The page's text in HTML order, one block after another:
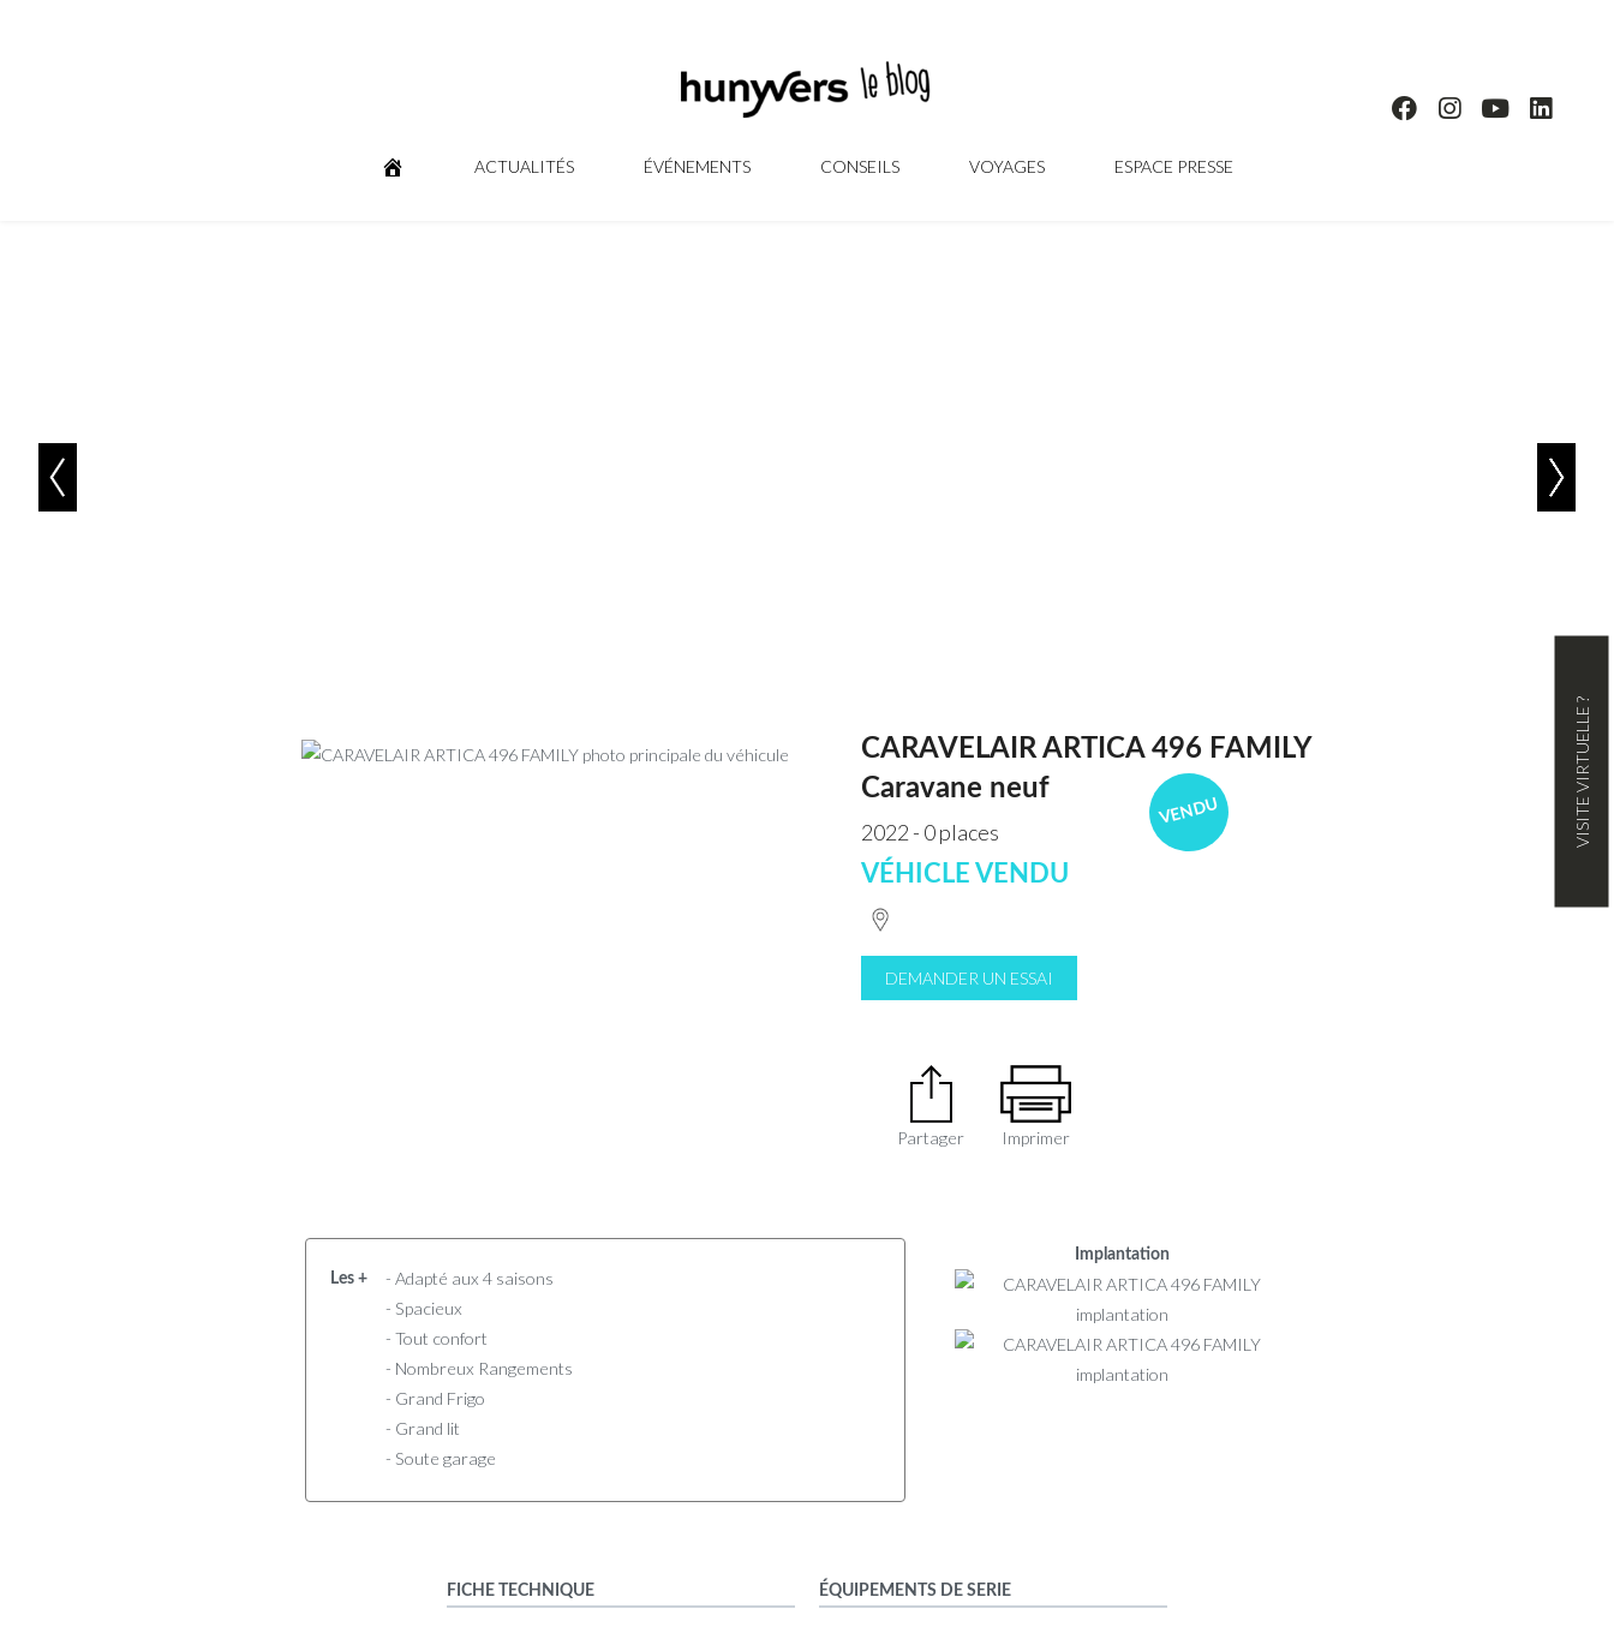
ACTUALITÉS ÉVÉNEMENTS CONSEILS VOYAGES ESPACE PRESSE
VENDU
CARAVELAIR ARTICA 496 FAMILY
Caravane neuf
2022 - 0 places
VÉHICLE VENDU
DEMANDER UN ESSAI
Partager Imprimer
Les +
- Adapté aux 4 saisons
- Spacieux
- Tout confort
- Nombreux Rangements
- Grand Frigo
- Grand lit
- Soute garage
Implantation
FICHE TECHNIQUE ÉQUIPEMENTS DE SERIE
VISITE VIRTUELLE ?